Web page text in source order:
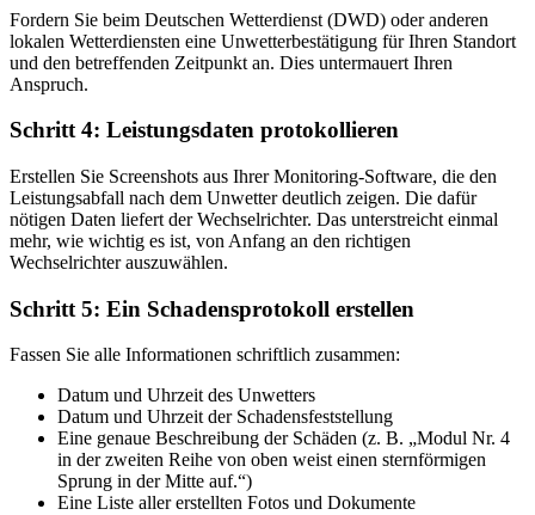
Fordern Sie beim Deutschen Wetterdienst (DWD) oder anderen
lokalen Wetterdiensten eine Unwetterbestätigung für Ihren Standort
und den betreffenden Zeitpunkt an. Dies untermauert Ihren
Anspruch.
Schritt 4: Leistungsdaten protokollieren
Erstellen Sie Screenshots aus Ihrer Monitoring-Software, die den
Leistungsabfall nach dem Unwetter deutlich zeigen. Die dafür
nötigen Daten liefert der Wechselrichter. Das unterstreicht einmal
mehr, wie wichtig es ist, von Anfang an den richtigen
Wechselrichter auszuwählen.
Schritt 5: Ein Schadensprotokoll erstellen
Fassen Sie alle Informationen schriftlich zusammen:
Datum und Uhrzeit des Unwetters
Datum und Uhrzeit der Schadensfeststellung
Eine genaue Beschreibung der Schäden (z. B. „Modul Nr. 4
in der zweiten Reihe von oben weist einen sternförmigen
Sprung in der Mitte auf.“)
Eine Liste aller erstellten Fotos und Dokumente